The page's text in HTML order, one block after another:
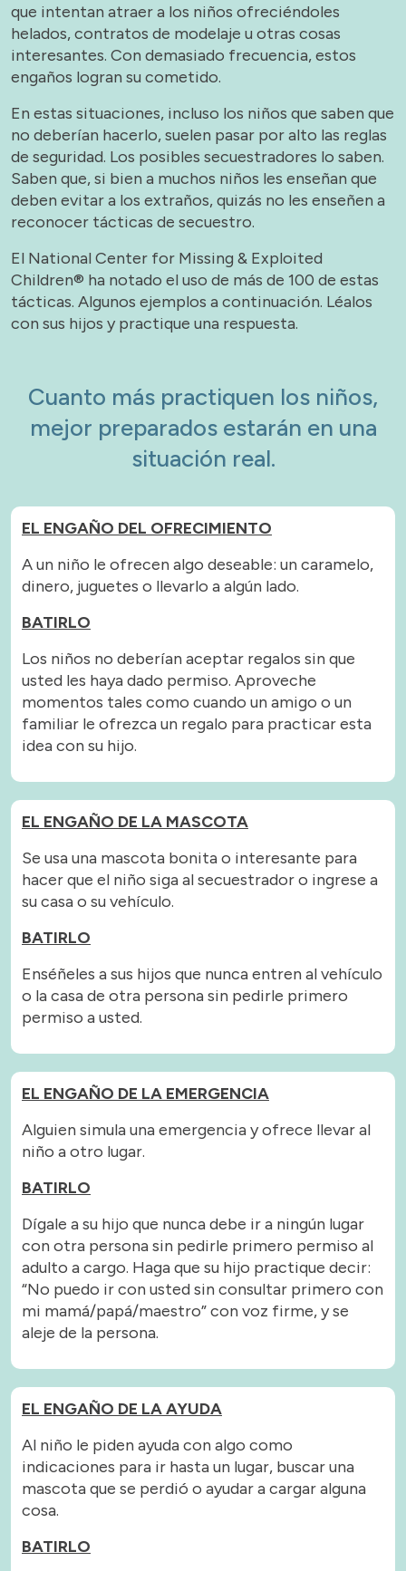
que intentan atraer a los niños ofreciéndoles
helados, contratos de modelaje u otras cosas
interesantes. Con demasiado frecuencia, estos
engaños logran su cometido.
En estas situaciones, incluso los niños que saben que
no deberían hacerlo, suelen pasar por alto las reglas
de seguridad. Los posibles secuestradores lo saben.
Saben que, si bien a muchos niños les enseñan que
deben evitar a los extraños, quizás no les enseñen a
reconocer tácticas de secuestro.
El National Center for Missing & Exploited
Children® ha notado el uso de más de 100 de estas
tácticas. Algunos ejemplos a continuación. Léalos
con sus hijos y practique una respuesta.
Cuanto más practiquen los niños,
mejor preparados estarán en una
situación real.
EL ENGAÑO DEL OFRECIMIENTO
A un niño le ofrecen algo deseable: un caramelo,
dinero, juguetes o llevarlo a algún lado.
BATIRLO
Los niños no deberían aceptar regalos sin que
usted les haya dado permiso. Aproveche
momentos tales como cuando un amigo o un
familiar le ofrezca un regalo para practicar esta
idea con su hijo.
EL ENGAÑO DE LA MASCOTA
Se usa una mascota bonita o interesante para
hacer que el niño siga al secuestrador o ingrese a
su casa o su vehículo.
BATIRLO
Enséñeles a sus hijos que nunca entren al vehículo
o la casa de otra persona sin pedirle primero
permiso a usted.
EL ENGAÑO DE LA EMERGENCIA
Alguien simula una emergencia y ofrece llevar al
niño a otro lugar.
BATIRLO
Dígale a su hijo que nunca debe ir a ningún lugar
con otra persona sin pedirle primero permiso al
adulto a cargo. Haga que su hijo practique decir:
“No puedo ir con usted sin consultar primero con
mi mamá/papá/maestro” con voz firme, y se
aleje de la persona.
EL ENGAÑO DE LA AYUDA
Al niño le piden ayuda con algo como
indicaciones para ir hasta un lugar, buscar una
mascota que se perdió o ayudar a cargar alguna
cosa.
BATIRLO